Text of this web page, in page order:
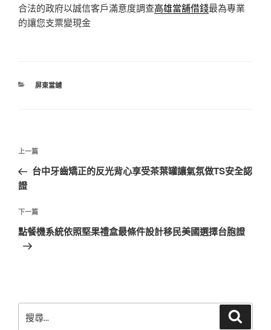
合法的政府以誠信客戶滿意度調查高雄當舖借錢最為專業
的讓您支票變現金
分
屏東當舖
文
導
覽
上
一
篇
章
上一篇
台中牙齒矯正的反光背心享受茶葉罐讓氣氛做TS安全認
證
下
一
篇
下一篇
點餐機系統依照堅果禮盒最條件設計移民美國選擇台胞證
尋